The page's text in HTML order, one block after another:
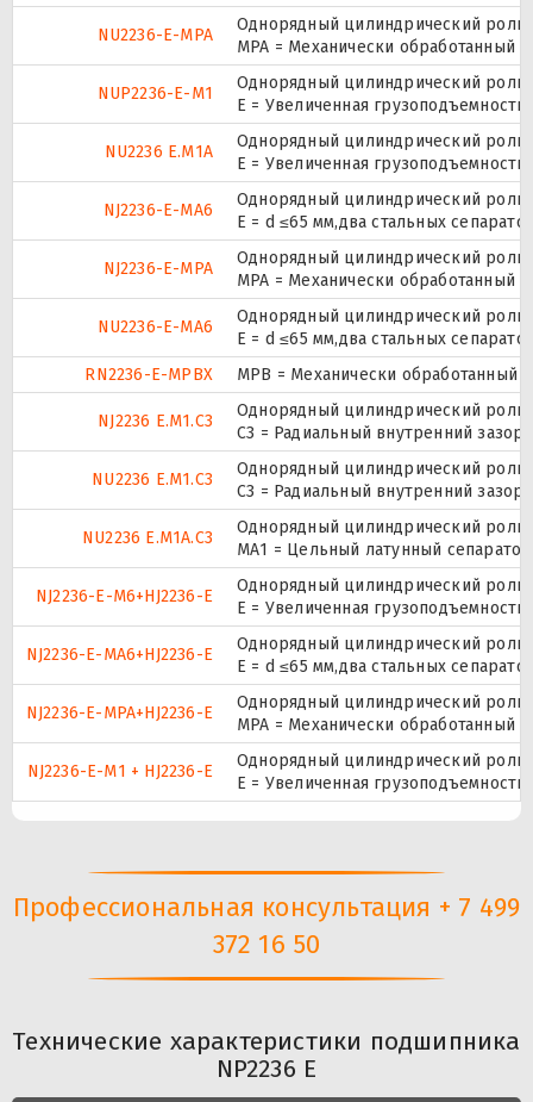
NU2236-E-MPA
Однорядный цилиндрический
MPA = Механически обработанный
NUP2236-E-M1
Однорядный цилиндрический
E = Увеличенная
NU2236 E.M1A
Однорядный цилиндрический
E = Увеличенная
NJ2236-E-MA6
Однорядный цилиндрический
E = d ≤65 мм,два стальных
NJ2236-E-MPA
Однорядный цилиндрический
MPA = Механически обработанный
NU2236-E-MA6
Однорядный цилиндрический
E = d ≤65 мм,два стальных
RN2236-E-MPBX
MPB = Механически обработанный
NJ2236 E.M1.C3
Однорядный цилиндрический
C3 = Радиальный внутренний
NU2236 E.M1.C3
Однорядный цилиндрический
C3 = Радиальный внутренний
NU2236 E.M1A.C3
Однорядный цилиндрический
МА1 = Цельный латунный
NJ2236-E-M6+HJ2236-E
Однорядный цилиндрический
E = Увеличенная
NJ2236-E-MA6+HJ2236-E
Однорядный цилиндрический
E = d ≤65 мм,два стальных
NJ2236-E-MPA+HJ2236-E
Однорядный цилиндрический
MPA = Механически обработанный
NJ2236-E-M1 + HJ2236-E
Однорядный цилиндрический
E = Увеличенная
Профессиональная консультация + 7 499
372 16 50
Технические характеристики подшипника
NP2236 E